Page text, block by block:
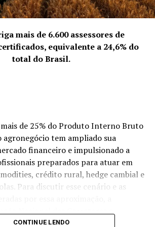
evolução como artista.
8310-4633
quebra da solidão empreendedora.
torna-se uma jornada
abertamente os desafios da
e transformamos essas dores em
mais de 6.600 assessores de
equivalente a 24,6% do
total do Brasil.
de 25% do Produto Interno Bruto
agronegócio tem ampliado sua
financeiro e impulsionado a
preparados para atuar em
crédito rural, hedge cambial e
Para discutir esse cenário e as
Títulos e Valores Mobiliários, Câmbio e
CONTINUE LENDO